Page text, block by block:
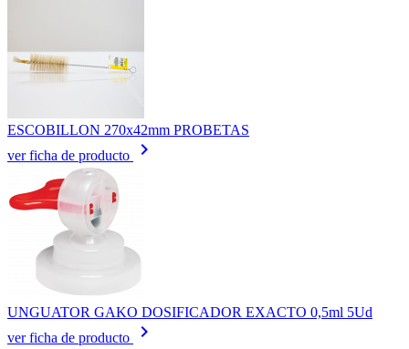
ESCOBILLON 270x42mm PROBETAS
ver ficha de producto
keyboard_arrow_right
UNGUATOR GAKO DOSIFICADOR EXACTO 0,5ml 5Ud
ver ficha de producto
keyboard_arrow_right